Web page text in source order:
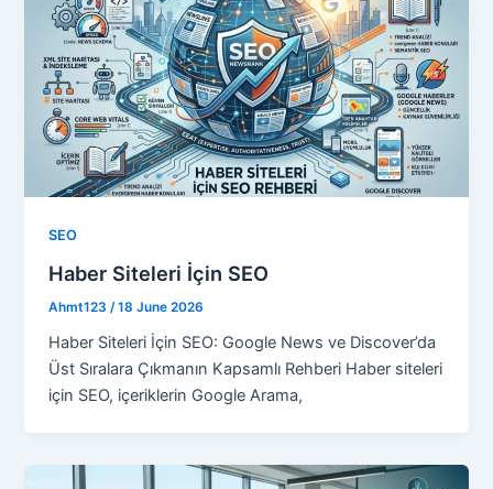
SEO
Haber Siteleri İçin SEO
Ahmt123 /18 June 2026
Haber Siteleri İçin SEO: Google News ve Discover’da
Üst Sıralara Çıkmanın Kapsamlı Rehberi Haber siteleri
için SEO, içeriklerin Google Arama,